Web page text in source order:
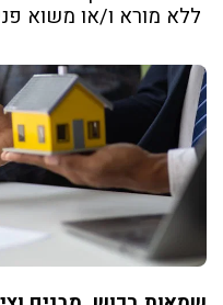
ללא מורא ו/או משוא